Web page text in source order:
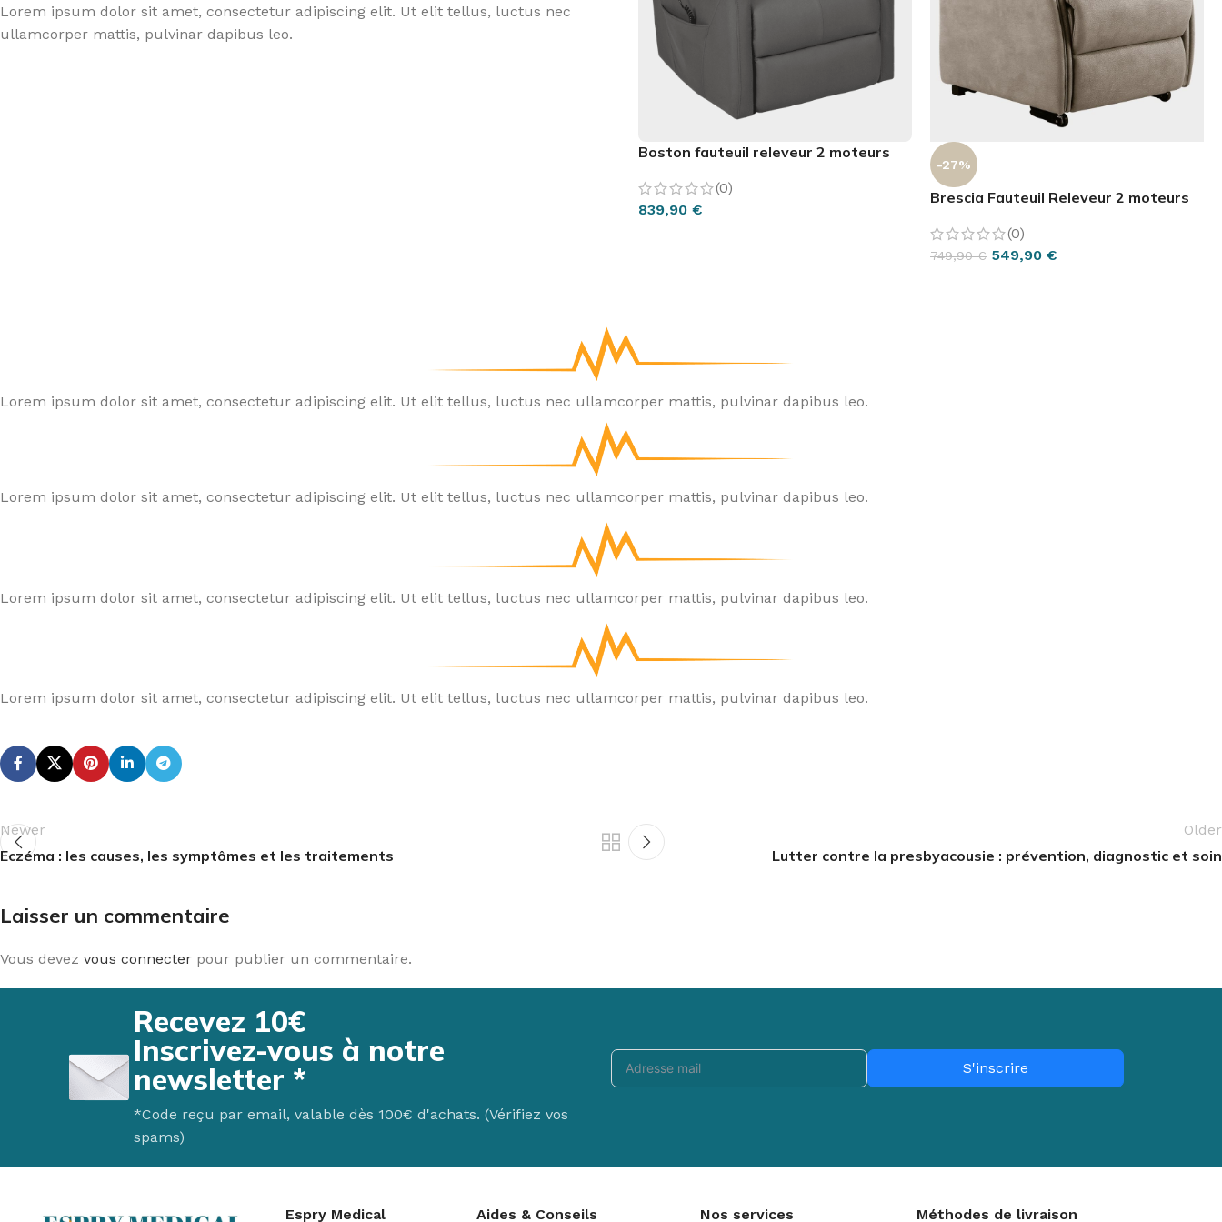
Lorem ipsum dolor sit amet, consectetur adipiscing elit. Ut elit tellus, luctus nec
ullamcorper mattis, pulvinar dapibus leo.
Boston fauteuil releveur 2 moteurs
(0)
839,90 €
-27%
Brescia Fauteuil Releveur 2 moteurs
(0)
749,90€ 549,90 €
Lorem ipsum dolor sit amet, consectetur adipiscing elit. Ut elit tellus, luctus nec ullamcorper mattis, pulvinar dapibus leo.
Lorem ipsum dolor sit amet, consectetur adipiscing elit. Ut elit tellus, luctus nec ullamcorper mattis, pulvinar dapibus leo.
Lorem ipsum dolor sit amet, consectetur adipiscing elit. Ut elit tellus, luctus nec ullamcorper mattis, pulvinar dapibus leo.
Lorem ipsum dolor sit amet, consectetur adipiscing elit. Ut elit tellus, luctus nec ullamcorper mattis, pulvinar dapibus leo.
Newer
Eczéma : les causes, les symptômes et les traitements
Older
Lutter contre la presbyacousie : prévention, diagnostic et soin
Laisser un commentaire
Vous devez vous connecter pour publier un commentaire.
Recevez 10€
Inscrivez-vous à notre
newsletter *
*Code reçu par email, valable dès 100€ d'achats. (Vérifiez vos
spams)
S'inscrire
Espry Medical Aides & Conseils Nos services Méthodes de livraison